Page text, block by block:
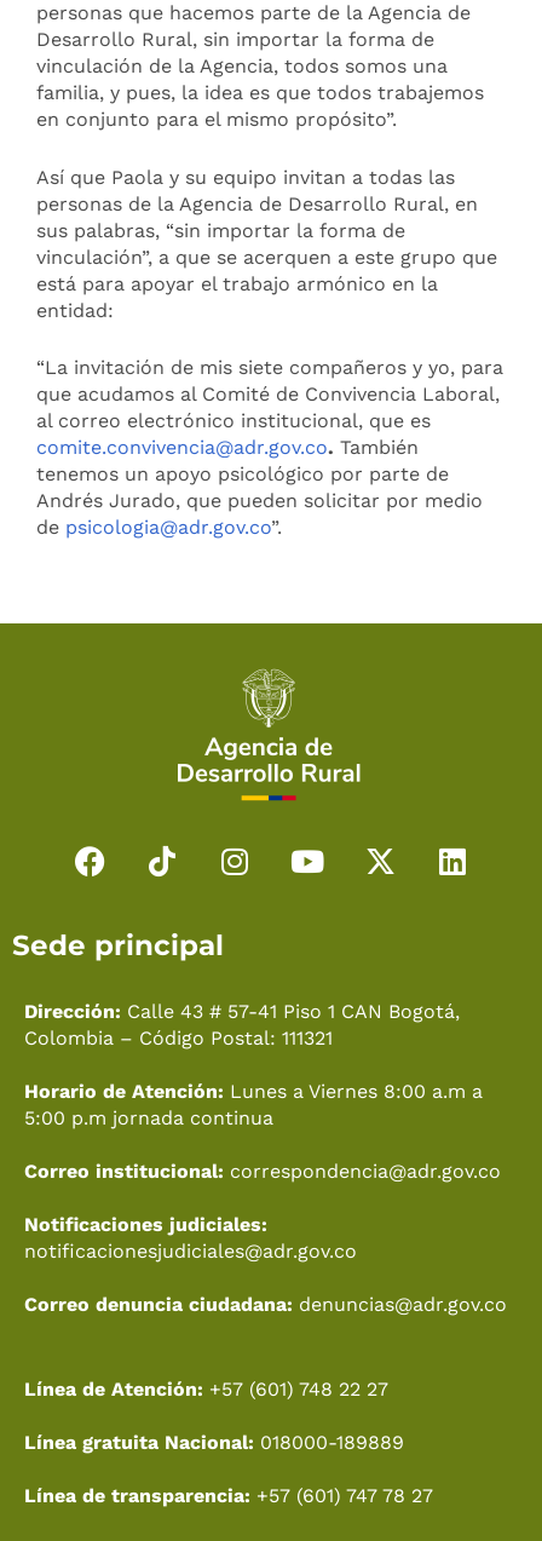
personas que hacemos parte de la Agencia de
Desarrollo Rural, sin importar la forma de
vinculación de la Agencia, todos somos una
familia, y pues, la idea es que todos trabajemos
en conjunto para el mismo propósito”.
Así que Paola y su equipo invitan a todas las
personas de la Agencia de Desarrollo Rural, en
sus palabras, “sin importar la forma de
vinculación”, a que se acerquen a este grupo que
está para apoyar el trabajo armónico en la
entidad:
“La invitación de mis siete compañeros y yo, para
que acudamos al Comité de Convivencia Laboral,
al correo electrónico institucional, que es
comite.convivencia@adr.gov.co. También
tenemos un apoyo psicológico por parte de
Andrés Jurado, que pueden solicitar por medio
de psicologia@adr.gov.co”.
F
e
o
o
T
t
k
I
g
r
m
Y
b
e
X
t
r
L
d
Sede principal
Dirección: Calle 43 # 57-41 Piso 1 CAN Bogotá,
Colombia – Código Postal: 111321
Horario de Atención: Lunes a Viernes 8:00 a.m a
5:00 p.m jornada continua
Correo institucional: correspondencia@adr.gov.co
Notificaciones judiciales:
notificacionesjudiciales@adr.gov.co
Correo denuncia ciudadana: denuncias@adr.gov.co
Línea de Atención: +57 (601) 748 22 27
Línea gratuita Nacional: 018000-189889
Línea de transparencia: +57 (601) 747 78 27